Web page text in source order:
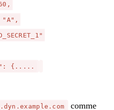
"A",
{.....
comme